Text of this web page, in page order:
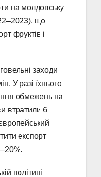
на молдовську
що
фруктів і
заходи
У разі їхнього
обмежень на
втратили б
експорт
політиці